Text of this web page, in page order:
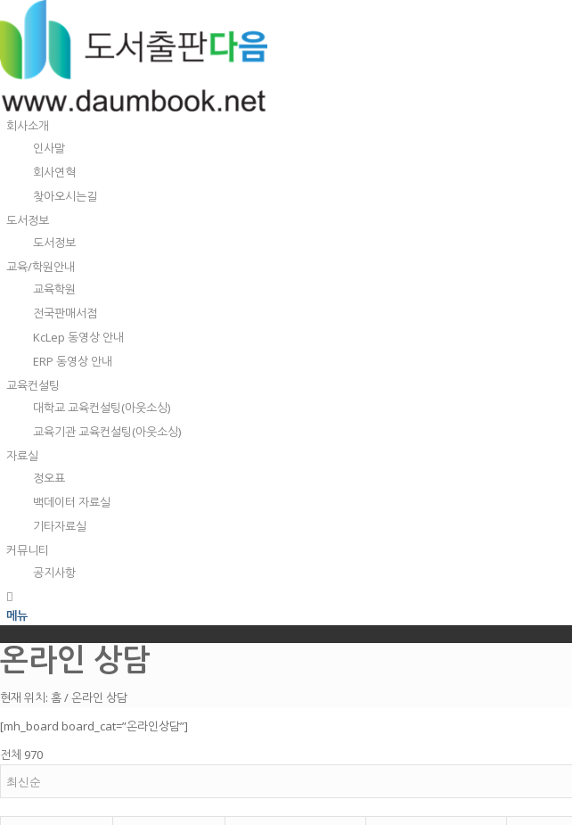
회사소개
인사말
회사연혁
찾아오시는길
도서정보
도서정보
교육/학원안내
교육학원
전국판매서점
KcLep 동영상 안내
ERP 동영상 안내
교육컨설팅
대학교 교육컨설팅(아웃소싱)
교육기관 교육컨설팅(아웃소싱)
자료실
정오표
백데이터 자료실
기타자료실
커뮤니티
공지사항
메뉴
온라인 상담
현재 위치: 홈/온라인 상담
[mh_board board_cat=”온라인상담”]
전체 970